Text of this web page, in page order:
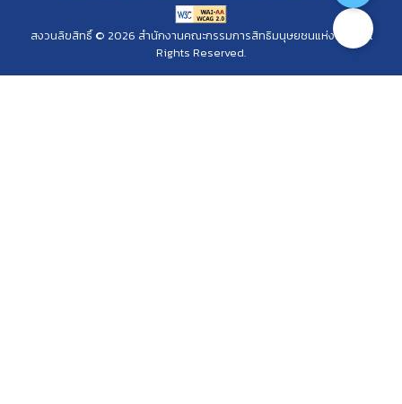
สงวนลิขสิทธิ์ © 2026 สำนักงานคณะกรรมการสิทธิมนุษยชนแห่งชาติ. All
Rights Reserved.